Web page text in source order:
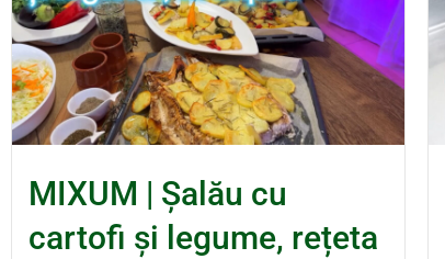
MIXUM | Șalău cu
cartofi și legume, rețeta